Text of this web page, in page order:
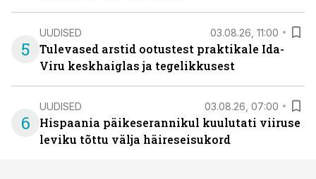
5
UUDISED 03.08.26, 11:00
Tulevased arstid ootustest praktikale Ida-
Viru keskhaiglas ja tegelikkusest
6
UUDISED 03.08.26, 07:00
Hispaania päikeserannikul kuulutati viiruse
leviku tõttu välja häireseisukord